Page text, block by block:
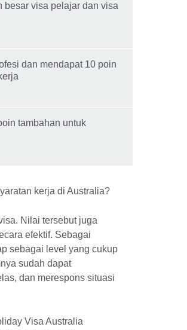
besar visa pelajar dan visa
dan mendapat 10 poin
tambahan untuk
kerja di Australia?
Nilai tersebut juga
efektif. Sebagai
sebagai level yang cukup
sudah dapat
dan merespons situasi
Visa Australia